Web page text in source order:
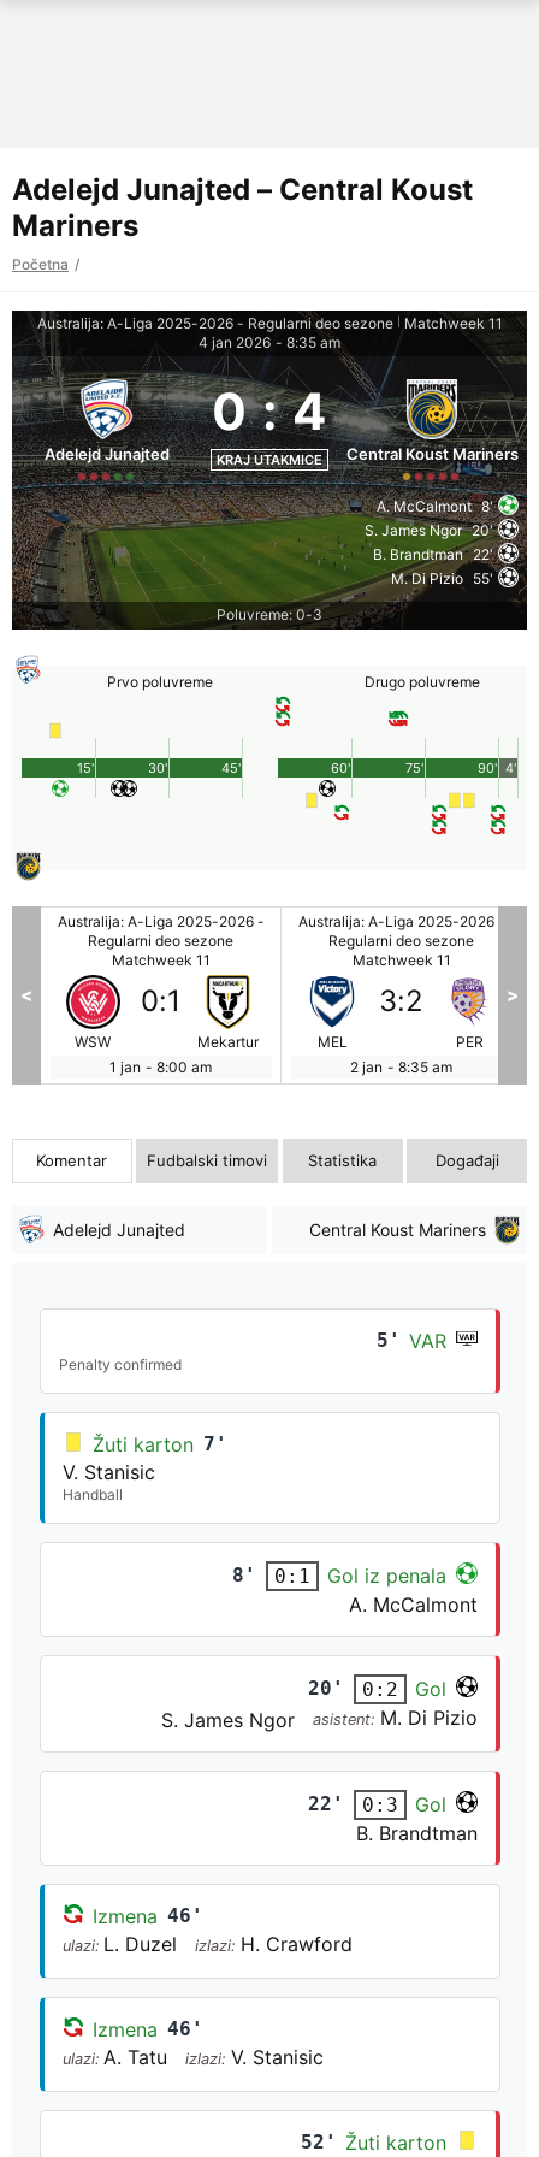
Adelejd Junajted – Central Koust
Mariners
Početna
Australija: A-Liga 2025-2026 - Regularni deo sezone
Matchweek 11
4 jan 2026 - 8:35 am
Adelejd Junajted
0 : 4
KRAJ UTAKMICE Central Koust Mariners
A. McCalmont 8'
S. James Ngor 20'
B. Brandtman 22'
M. Di Pizio 55'
Poluvreme: 0-3
Prvo poluvreme
45'
15' 30'
Drugo poluvreme
90'
60' 75' 4'
Australija: A-Liga 2025-2026 -
Regularni deo sezone
Matchweek 11
WSW
0:1
Mekartur
1 jan - 8:00 am
Australija: A-Liga 2025-2026 -
Regularni deo sezone
Matchweek 11
MEL
3:2
PER
2 jan - 8:35 am
< >
Komentar Fudbalski timovi Statistika Događaji
Adelejd Junajted Central Koust Mariners
5' VAR
Penalty confirmed
Žuti karton 7'
V. Stanisic
Handball
8' 0:1
Gol iz penala
A. McCalmont
20' 0:2
Gol
S. James Ngor
asistent: M. Di Pizio
22' 0:3
Gol
B. Brandtman
Izmena 46'
ulazi: L. Duzel izlazi: H. Crawford
Izmena 46'
ulazi: A. Tatu izlazi: V. Stanisic
52' Žuti karton